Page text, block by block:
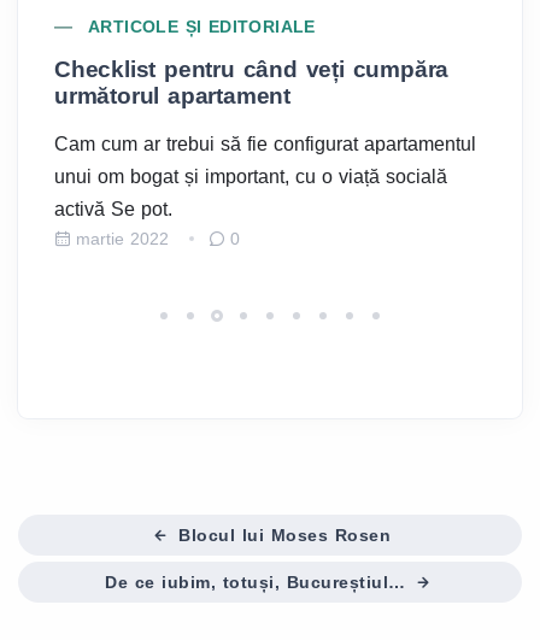
ARTICOLE ȘI EDITORIALE
Checklist pentru când veți cumpăra
următorul apartament
Cam cum ar trebui să fie configurat apartamentul
unui om bogat și important, cu o viață socială
activă Se pot.
martie 2022 0
Blocul lui Moses Rosen
De ce iubim, totuși, Bucureștiul…